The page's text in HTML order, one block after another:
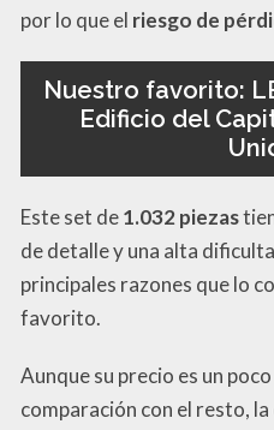
por lo que el riesgo de
Nuestro favorito:
Edificio del
Este set de1.032 piezas
de detalle y una alta
principales razones que lo
favorito.
Aunque su precio es un
comparación con el resto, la